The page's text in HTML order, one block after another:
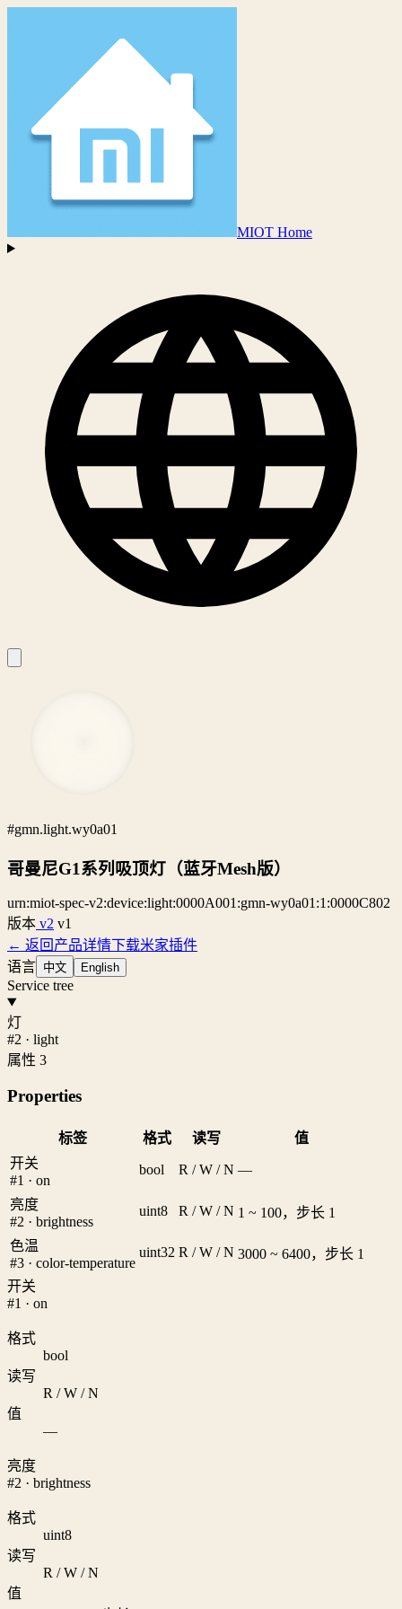
MIOT Home
#gmn.light.wy0a01
哥曼尼G1系列吸顶灯（蓝牙Mesh版）
urn:miot-spec-v2:device:light:0000A001:gmn-wy0a01:1:0000C802
版本 v2 v1
← 返回产品详情下载米家插件
语言 中文 English
Service tree
灯
#2 · light
属性 3
Properties
标签 格式 读写
值
开关
#1 · on
bool R / W / N —
亮度
#2 · brightness
uint8 R / W / N 1 ~ 100，步长 1
色温
#3 · color-temperature
uint32 R / W / N 3000 ~ 6400，步长 1
开关
#1 · on
格式
bool
读写
R / W / N
值
—
亮度
#2 · brightness
格式
uint8
读写
R / W / N
值